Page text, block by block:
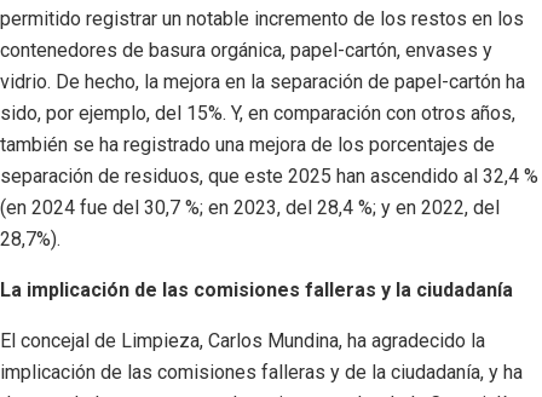
permitido registrar un notable incremento de los restos en los
contenedores de basura orgánica, papel-cartón, envases y
vidrio. De hecho, la mejora en la separación de papel-cartón ha
sido, por ejemplo, del 15%. Y, en comparación con otros años,
también se ha registrado una mejora de los porcentajes de
separación de residuos, que este 2025 han ascendido al 32,4 %
(en 2024 fue del 30,7 %; en 2023, del 28,4 %; y en 2022, del
28,7%).
La implicación de las comisiones falleras y la ciudadanía
El concejal de Limpieza, Carlos Mundina, ha agradecido la
implicación de las comisiones falleras y de la ciudadanía, y ha